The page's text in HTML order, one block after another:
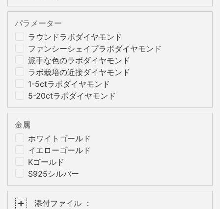
ラウンドラボダイヤモンド
ファンシーシェイプラボダイヤモンド
派手な色のラボダイヤモンド
ラボ栽培の近接ダイヤモンド
1-5ctラボダイヤモンド
5-20ctラボダイヤモンド
パラメーター
ホワイトゴールド
イエローゴールド
Kゴールド
S925シルバー
金属
添付ファイル ：